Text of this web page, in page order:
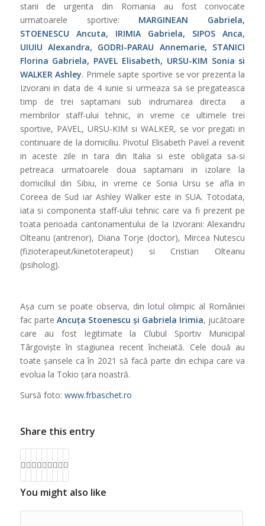
starii de urgenta din Romania au fost convocate
urmatoarele sportive: MARGINEAN Gabriela,
STOENESCU Ancuta, IRIMIA Gabriela, SIPOS Anca,
UIUIU Alexandra, GODRI-PARAU Annemarie, STANICI
Florina Gabriela, PAVEL Elisabeth, URSU-KIM Sonia si
WALKER Ashley. Primele sapte sportive se vor prezenta la
Izvorani in data de 4 iunie si urmeaza sa se pregateasca
timp de trei saptamani sub indrumarea directa a
membrilor staff-ului tehnic, in vreme ce ultimele trei
sportive, PAVEL, URSU-KIM si WALKER, se vor pregati in
continuare de la domiciliu. Pivotul Elisabeth Pavel a revenit
in aceste zile in tara din Italia si este obligata sa-si
petreaca urmatoarele doua saptamani in izolare la
domiciliul din Sibiu, in vreme ce Sonia Ursu se afla in
Coreea de Sud iar Ashley Walker este in SUA. Totodata,
iata si componenta staff-ului tehnic care va fi prezent pe
toata perioada cantonamentului de la Izvorani: Alexandru
Olteanu (antrenor), Diana Torje (doctor), Mircea Nutescu
(fizioterapeut/kinetoterapeut) si Cristian Olteanu
(psiholog).
Așa cum se poate observa, din lotul olimpic al României
fac parte Ancuța Stoenescu și Gabriela Irimia, jucătoare
care au fost legitimate la Clubul Sportiv Municipal
Târgoviște în stagiunea recent încheiată. Cele două au
toate șansele ca în 2021 să facă parte din echipa care va
evolua la Tokio țara noastră.
Sursă foto: www.frbaschet.ro
Share this entry
You might also like